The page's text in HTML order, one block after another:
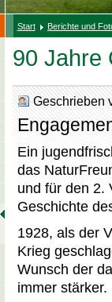
Start Berichte und
90 Jahre
Geschrieben
Ein
das
und für den 2.
Geschichte
1928, als der
Krieg
Wunsch der
immer stärker.